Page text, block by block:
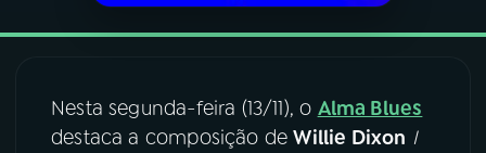
07ÚLTIMAS
08FESTIVAL DE MÚSICA
Nesta segunda-feira (13/11), o Alma Blues
destaca a composição deWillie Dixon I